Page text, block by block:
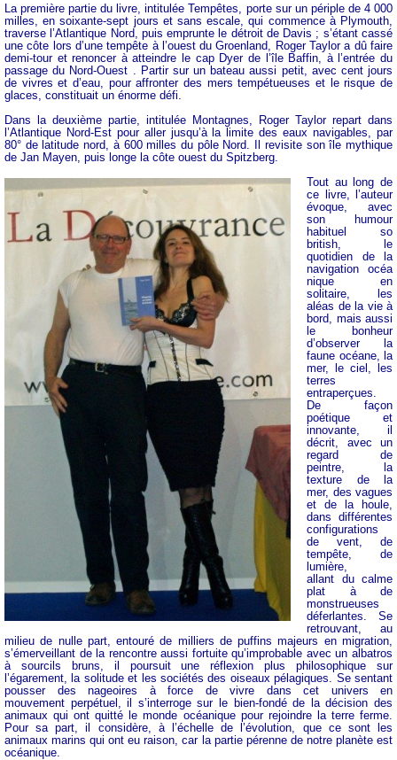
La première partie du livre, intitulée Tempêtes, porte sur un périple de 4 000
milles, en soixante-sept jours et sans escale, qui commence à Plymouth,
traverse l’Atlantique Nord, puis emprunte le détroit de Davis ; s’étant cassé
une côte lors d’une tempête à l’ouest du Groenland, Roger Taylor a dû faire
demi-tour et renoncer à atteindre le cap Dyer de l’île Baffin, à l’entrée du
passage du Nord-Ouest . Partir sur un bateau aussi petit, avec cent jours
de vivres et d’eau, pour affronter des mers tempétueuses et le risque de
glaces, constituait un énorme défi.
Dans la deuxième partie, intitulée Montagnes, Roger Taylor repart dans
l’Atlantique Nord-Est pour aller jusqu’à la limite des eaux navigables, par
80° de latitude nord, à 600 milles du pôle Nord. Il revisite son île mythique
de Jan Mayen, puis longe la côte ouest du Spitzberg.
Tout au long de
ce livre, l’auteur
évoque, avec
son humour
habituel so
british, le
quotidien de la
navigation océa
nique en
solitaire, les
aléas de la vie à
bord, mais aussi
le bonheur
d’observer la
faune océane, la
mer, le ciel, les
terres
entraperçues.
De façon
poétique et
innovante, il
décrit, avec un
regard de
peintre, la
texture de la
mer, des vagues
et de la houle,
dans différentes
configurations
de vent, de
tempête, de
lumière,
allant du calme
plat à de
monstrueuses
déferlantes. Se
retrouvant, au
milieu de nulle part, entouré de milliers de puffins majeurs en migration,
s’émerveillant de la rencontre aussi fortuite qu’improbable avec un albatros
à sourcils bruns, il poursuit une réflexion plus philosophique sur
l’égarement, la solitude et les sociétés des oiseaux pélagiques. Se sentant
pousser des nageoires à force de vivre dans cet univers en
mouvement perpétuel, il s’interroge sur le bien-fondé de la décision des
animaux qui ont quitté le monde océanique pour rejoindre la terre ferme.
Pour sa part, il considère, à l’échelle de l’évolution, que ce sont les
animaux marins qui ont eu raison, car la partie pérenne de notre planète est
océanique.